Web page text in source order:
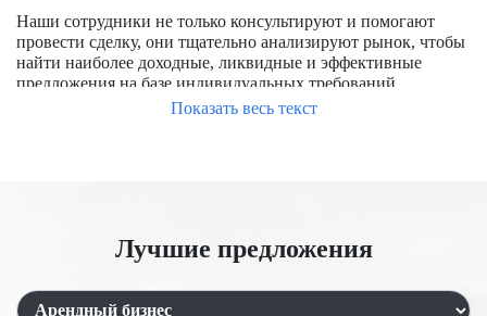
Наши сотрудники не только консультируют и помогают
провести сделку, они тщательно анализируют рынок, чтобы
найти наиболее доходные, ликвидные и эффективные
предложения на базе индивидуальных требований
сделок, помогли купить и продать помещения для бизнеса и
Продажа торговых помещений с
Показать весь текст
Лучшие предложения